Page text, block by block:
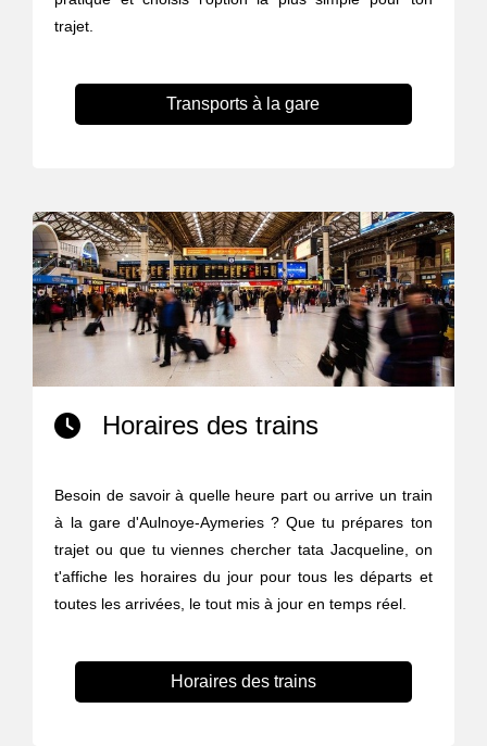
trajet.
Transports à la gare
Horaires des trains
Besoin de savoir à quelle heure part ou arrive un train
à la gare d'Aulnoye-Aymeries ? Que tu prépares ton
trajet ou que tu viennes chercher tata Jacqueline, on
t'affiche les horaires du jour pour tous les départs et
toutes les arrivées, le tout mis à jour en temps réel.
Horaires des trains